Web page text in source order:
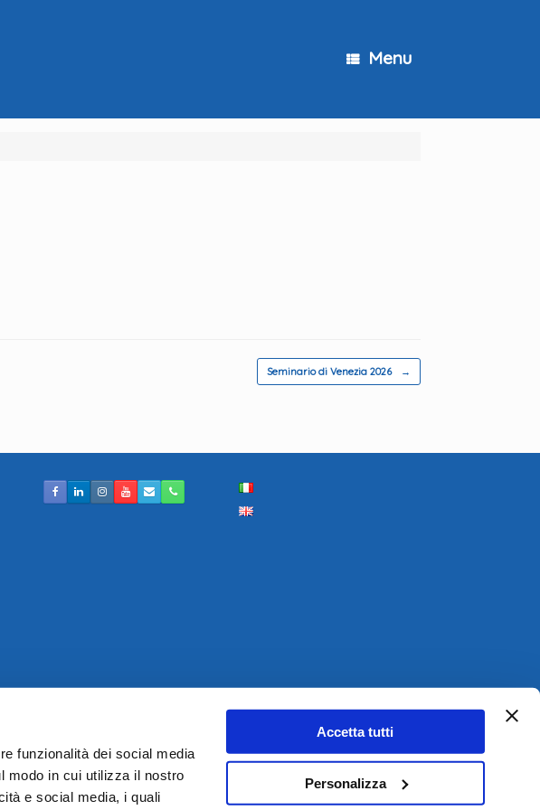
funzionalità dei social media
modo in cui utilizza il nostro
e social media, i quali
Accetta tutti
Personalizza
Menu
Seminario di Venezia 2026 →